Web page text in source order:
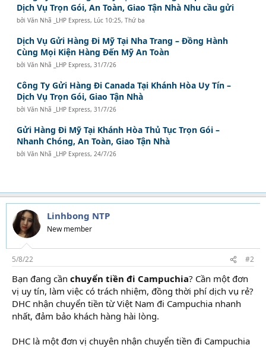
Dịch Vụ Trọn Gói, An Toàn, Giao Tận Nhà Nhu cầu gửi
bởiVăn Nhã _LHP Express, Lúc 10:25, Thứ ba
Dịch Vụ Gửi Hàng Đi Mỹ Tại Nha Trang – Đồng Hành
Cùng Mọi Kiện Hàng Đến Mỹ An Toàn
bởiVăn Nhã _LHP Express,31/7/26
Công Ty Gửi Hàng Đi Canada Tại Khánh Hòa Uy Tín –
Dịch Vụ Trọn Gói, Giao Tận Nhà
bởiVăn Nhã _LHP Express,31/7/26
Gửi Hàng Đi Mỹ Tại Khánh Hòa Thủ Tục Trọn Gói –
Nhanh Chóng, An Toàn, Giao Tận Nhà
bởiVăn Nhã _LHP Express, 24/7/26
Linhbong NTP
New member
5/8/22 #2
Bạn đang cần chuyển tiền đi Campuchia? Cần một đơn
vị uy tín, làm việc có trách nhiệm, đồng thời phí dịch vụ rẻ?
DHC nhận chuyển tiền từ Việt Nam đi Campuchia nhanh
nhất, đảm bảo khách hàng hài lòng.
DHC là một đơn vị chuyên nhận chuyển tiền đi Campuchia